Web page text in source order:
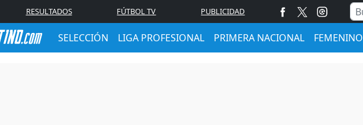
RESULTADOS FÚTBOL TV PUBLICIDAD
SELECCIÓN LIGA PROFESIONAL PRIMERA NACIONAL FEMENINO